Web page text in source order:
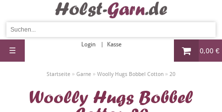
0,00 €
Login Kasse
☰
Startseite » Garne » Woolly Hugs Bobbel Cotton » 20
Woolly Hugs Bobbel